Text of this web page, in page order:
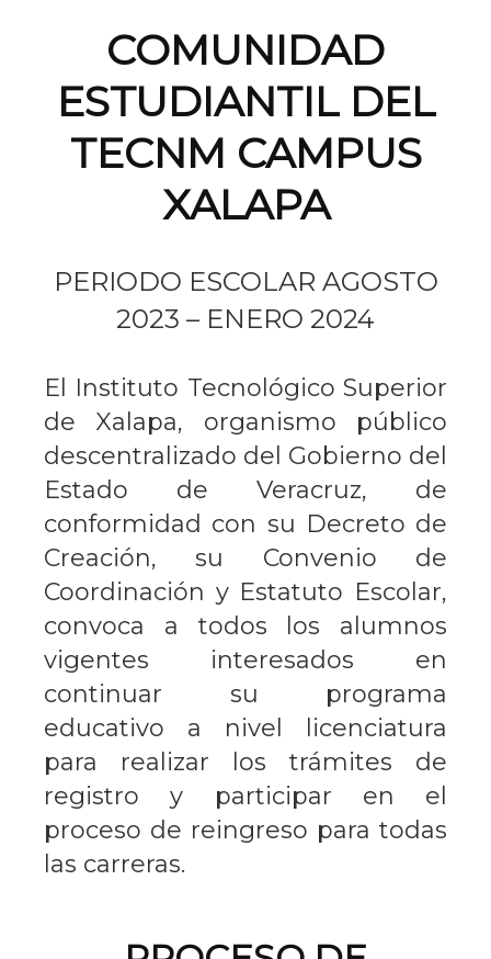
COMUNIDAD
ESTUDIANTIL DEL
TECNM CAMPUS
XALAPA
PERIODO ESCOLAR AGOSTO
2023 – ENERO 2024
El Instituto Tecnológico Superior
de Xalapa, organismo público
descentralizado del Gobierno del
Estado de Veracruz, de
conformidad con su Decreto de
Creación, su Convenio de
Coordinación y Estatuto Escolar,
convoca a todos los alumnos
vigentes interesados en
continuar su programa
educativo a nivel licenciatura
para realizar los trámites de
registro y participar en el
proceso de reingreso para todas
las carreras.